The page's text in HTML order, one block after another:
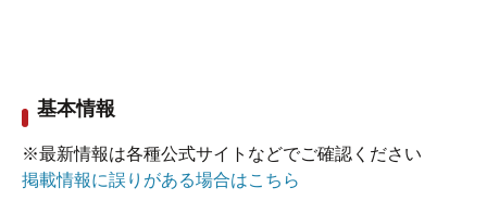
無色透明無臭で、これといった特徴はないのです
が凄くよくぬくもる温泉です。
湯船からあがってクールダウンしないと、本当に
基本情報
※最新情報は各種公式サイトなどでご確認ください
掲載情報に誤りがある場合はこちら